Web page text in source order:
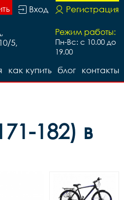
Регистрация
Вход
Режим работы:
Пн-Вс: с 10.00 до
19.00
5,
контакты
блог
как купить
182) в